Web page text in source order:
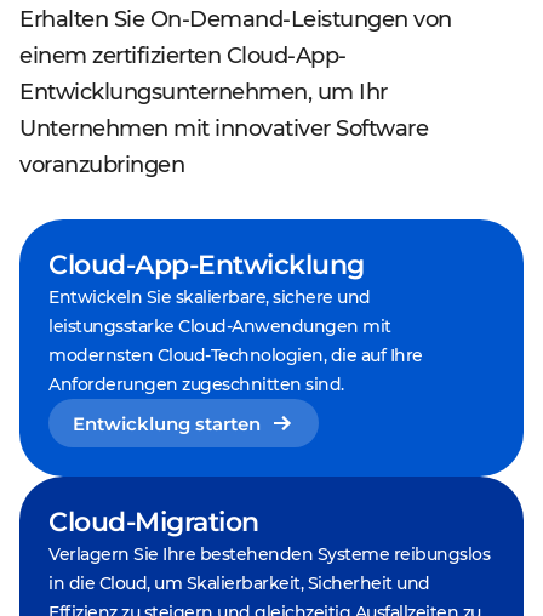
Erhalten Sie On-Demand-Leistungen von
einem zertifizierten Cloud-App-
Entwicklungsunternehmen, um Ihr
Unternehmen mit innovativer Software
voranzubringen
Cloud-App-Entwicklung
Entwickeln Sie skalierbare, sichere und
leistungsstarke Cloud-Anwendungen mit
modernsten Cloud-Technologien, die auf Ihre
Anforderungen zugeschnitten sind.
Entwicklung starten
Cloud-Migration
Verlagern Sie Ihre bestehenden Systeme reibungslos
in die Cloud, um Skalierbarkeit, Sicherheit und